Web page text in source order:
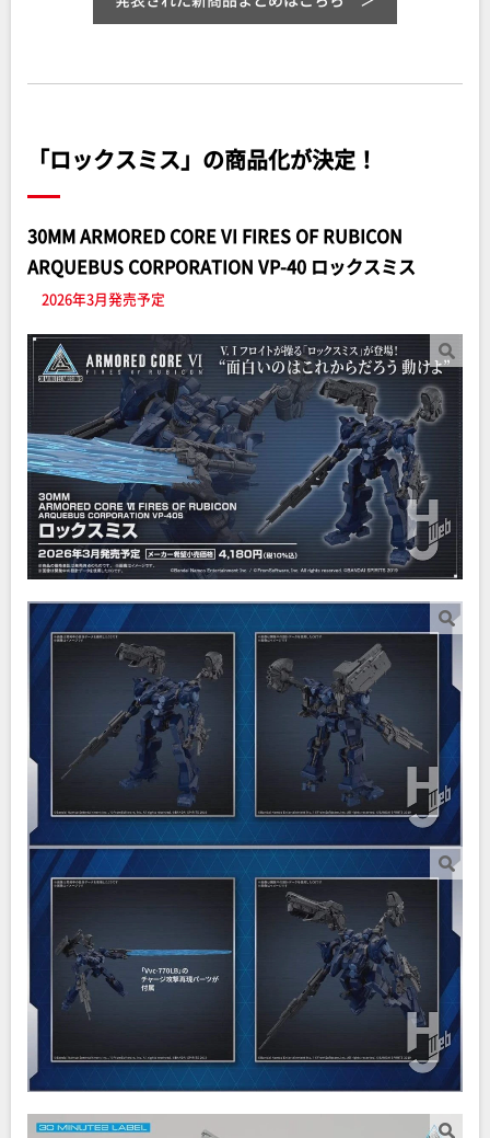
「ロックスミス」の商品化が決定！
30MM ARMORED CORE VI FIRES OF RUBICON
ARQUEBUS CORPORATION VP-40 ロックスミス
2026年3月発売予定